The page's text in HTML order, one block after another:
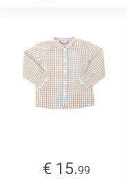
€ 15.99